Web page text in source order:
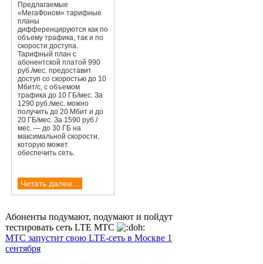
Предлагаемые
«МегаФоном» тарифные
планы
дифференцируются как по
объему трафика, так и по
скорости доступа.
Тарифный план с
абонентской платой 990
руб./мес. предоставит
доступ со скоростью до 10
Мбит/с, с объемом
трафика до 10 ГБ/мес. За
1290 руб./мес. можно
получить до 20 Мбит и до
20 ГБ/мес. За 1590 руб./
мес. — до 30 ГБ на
максимальной скорости,
которую может
обеспечить сеть.
Читать далее...
Абоненты подумают, подумают и пойдут
тестировать сеть LTE МТС
МТС запустит свою LTE-сеть в Москве 1
сентября